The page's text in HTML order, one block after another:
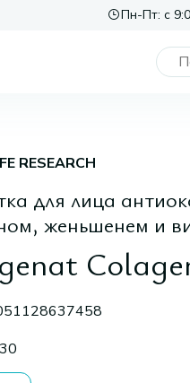
Пн-Пт: с
RESEARCH
для лица
женьшенем и
30